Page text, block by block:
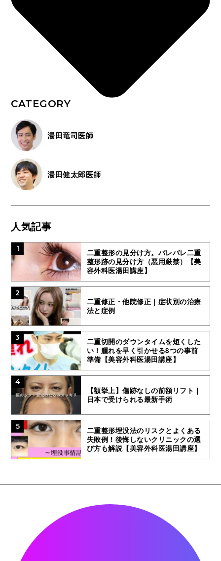
CATEGORY
湯田竜司医師
湯田健太郎医師
人気記事
1
二重整形の見分け方。バレバレ二重
整形跡の見分け方（悪用厳禁）【美
容外科医湯田講座】
2
二重修正・他院修正｜症状別の治療
法と症例
3
二重切開のダウンタイムを短くした
い！腫れを早く引かせる8つの事前
準備【美容外科医湯田講座】
4
【額挙上】傷跡なしの前額リフト｜
日本で受けられる最新手術
5
二重整形埋没法のリスクとよくある
失敗例！後悔しないクリニックの選
び方も解説【美容外科医湯田講座】